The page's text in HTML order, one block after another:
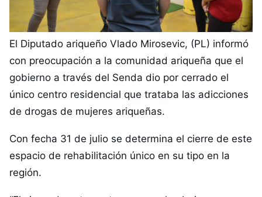
El Diputado ariqueño Vlado Mirosevic, (PL) informó
con preocupación a la comunidad ariqueña que el
gobierno a través del Senda dio por cerrado el
único centro residencial que trataba las adicciones
de drogas de mujeres ariqueñas.
Con fecha 31 de julio se determina el cierre de este
espacio de rehabilitación único en su tipo en la
región.